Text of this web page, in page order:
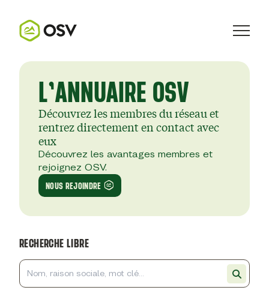
L’ANNUAIRE OSV
Découvrez les membres du réseau et
rentrez directement en contact avec
eux
Découvrez les avantages membres et
rejoignez OSV.
NOUS REJOINDRE
RECHERCHE LIBRE